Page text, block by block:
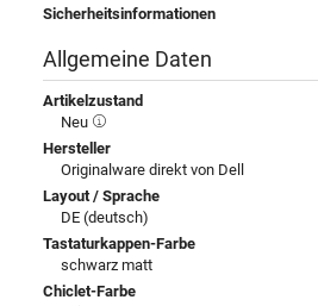
Sicherheitsinformationen
Allgemeine Daten
Artikelzustand
Neu
Hersteller
Originalware direkt von Dell
Layout / Sprache
DE (deutsch)
Tastaturkappen-Farbe
schwarz matt
Chiclet-Farbe